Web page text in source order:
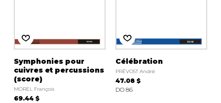
Symphonies pour
cuivres et percussions
(score)
MOREL François
69.44 $
Célébration
PRÉVOST André
47.08 $
DO 86